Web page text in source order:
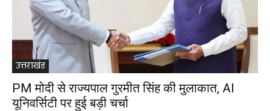
उत्तराखंड
PM मोदी से राज्यपाल गुरमीत सिंह की मुलाकात, AI
यूनिवर्सिटी पर हुई बड़ी चर्चा